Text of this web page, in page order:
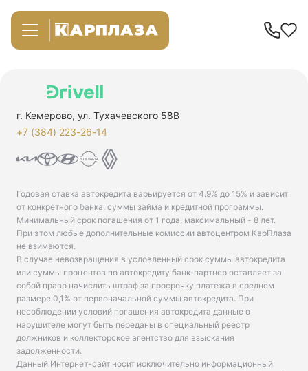
г. Кемерово, ул. Тухачевского 58В
+7 (384) 223-26-14‬
Годовая ставка автокредита варьируется от 4.9% до 15% и зависит
от конкретного банка, суммы займа и кредитной программы.
Минимальный срок погашения от 1 года, максимальный - 8 лет.
При этом любые дополнительные комиссии автоцентром КарПлаза
не взимаются.
В случае невозвращения в условленный срок суммы автокредита
или суммы процентов по автокредиту банк-партнер оставляет за
собой право начислить штраф за просрочку платежа в среднем
размере 0,1% от первоначальной суммы автокредита. При
несоблюдении условий погашения автокредита данные о
нарушителе могут быть переданы в специальный реестр
должников и коллекторское агентство для взыскания
задолженности.
Данный Интернет-сайт носит исключительно информационный